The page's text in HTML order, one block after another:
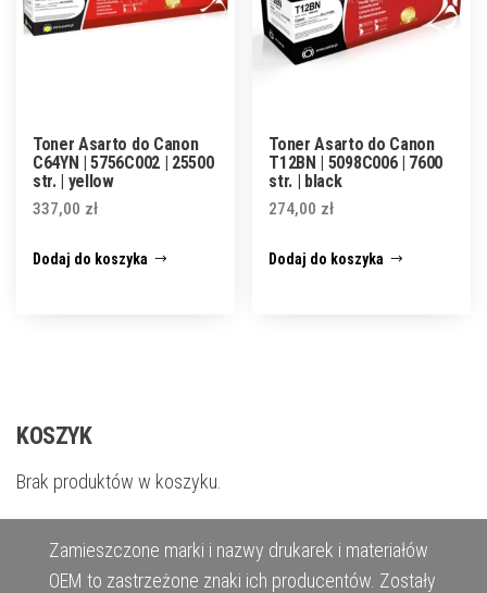
Toner Asarto do Canon
C64YN | 5756C002 | 25500
str. | yellow
337,00 zł
Dodaj do koszyka
Toner Asarto do Canon
T12BN | 5098C006 | 7600
str. | black
274,00 zł
Dodaj do koszyka
KOSZYK
Brak produktów w koszyku.
Zamieszczone marki i nazwy drukarek i materiałów
OEM to zastrzeżone znaki ich producentów. Zostały